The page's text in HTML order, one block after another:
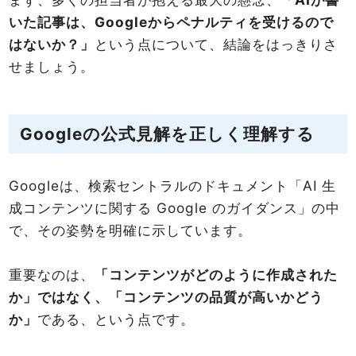
いた記事は、Googleからペナルティを受けるので
はないか？」
という点について、結論をはっきりさ
せましょう。
Googleの公式見解を正しく理解する
Googleは、検索セントラルのドキュメント「AI 生
成コンテンツに関する Google のガイダンス」の中
で、その姿勢を明確に示しています。
重要なのは、
「コンテンツがどのように作成された
か」ではなく、「コンテンツの品質が高いかどう
か」 である、という点です。